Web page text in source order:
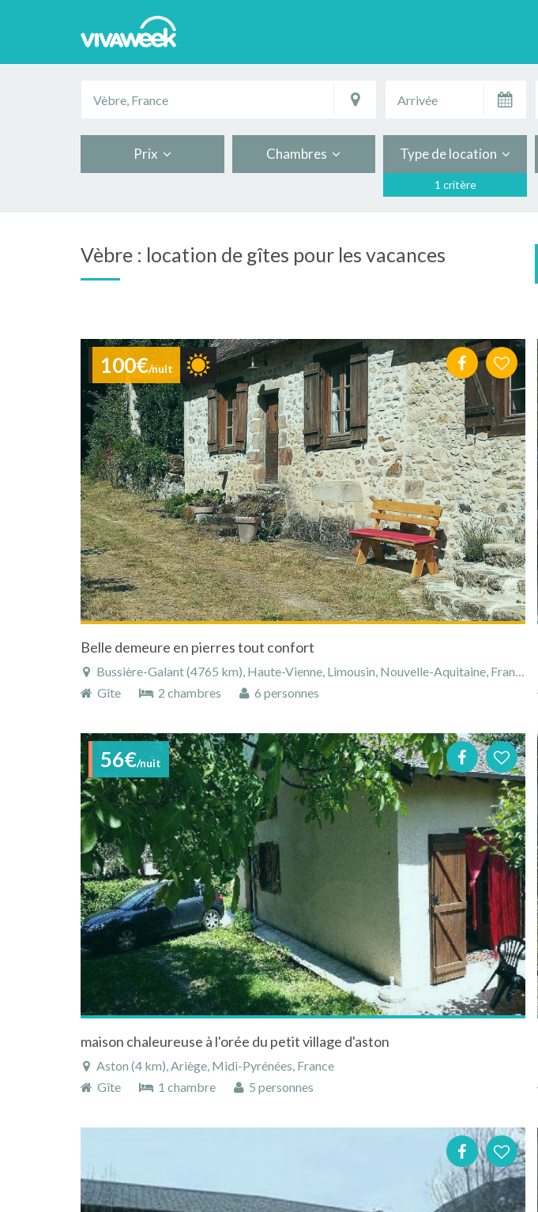
Prix Chambres Type de location
1 critère
Vèbre : location de gîtes pour les vacances
100€/nuit
Belle demeure en pierres tout confort
Bussière-Galant (4765 km), Haute-Vienne, Limousin, Nouvelle-Aquitaine, France
Gîte
2 chambres 6 personnes
56€/nuit
maison chaleureuse à l'orée du petit village d'aston
Aston (4 km), Ariège, Midi-Pyrénées, France
Gîte
1 chambre 5 personnes